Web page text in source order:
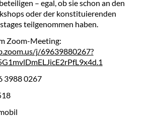
– egal, ob sie schon an den
oder der konstituierenden
teilgenommen haben.
Zoom-Meeting:
j/69639880267?
3988 0267